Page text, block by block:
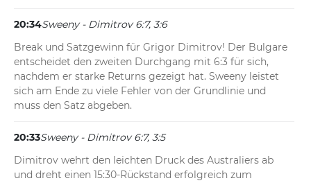
20:34Sweeny - Dimitrov 6:7, 3:6
Break und Satzgewinn für Grigor Dimitrov! Der Bulgare
entscheidet den zweiten Durchgang mit 6:3 für sich,
nachdem er starke Returns gezeigt hat. Sweeny leistet
sich am Ende zu viele Fehler von der Grundlinie und
muss den Satz abgeben.
20:33Sweeny - Dimitrov 6:7, 3:5
Dimitrov wehrt den leichten Druck des Australiers ab
und dreht einen 15:30-Rückstand erfolgreich zum